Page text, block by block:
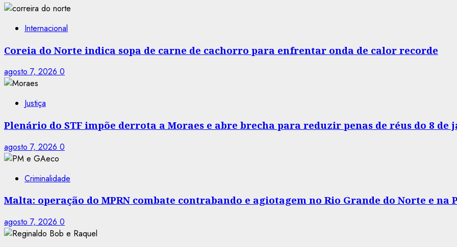
Internacional
Coreia do Norte indica sopa de carne de cachorro para enfrentar onda de calor recorde
agosto 7, 2026 0
Justiça
Plenário do STF impõe derrota a Moraes e abre brecha para reduzir penas de réus do 8 de
agosto 7, 2026 0
Criminalidade
Malta: operação do MPRN combate contrabando e agiotagem no Rio Grande do Norte e na
agosto 7, 2026 0